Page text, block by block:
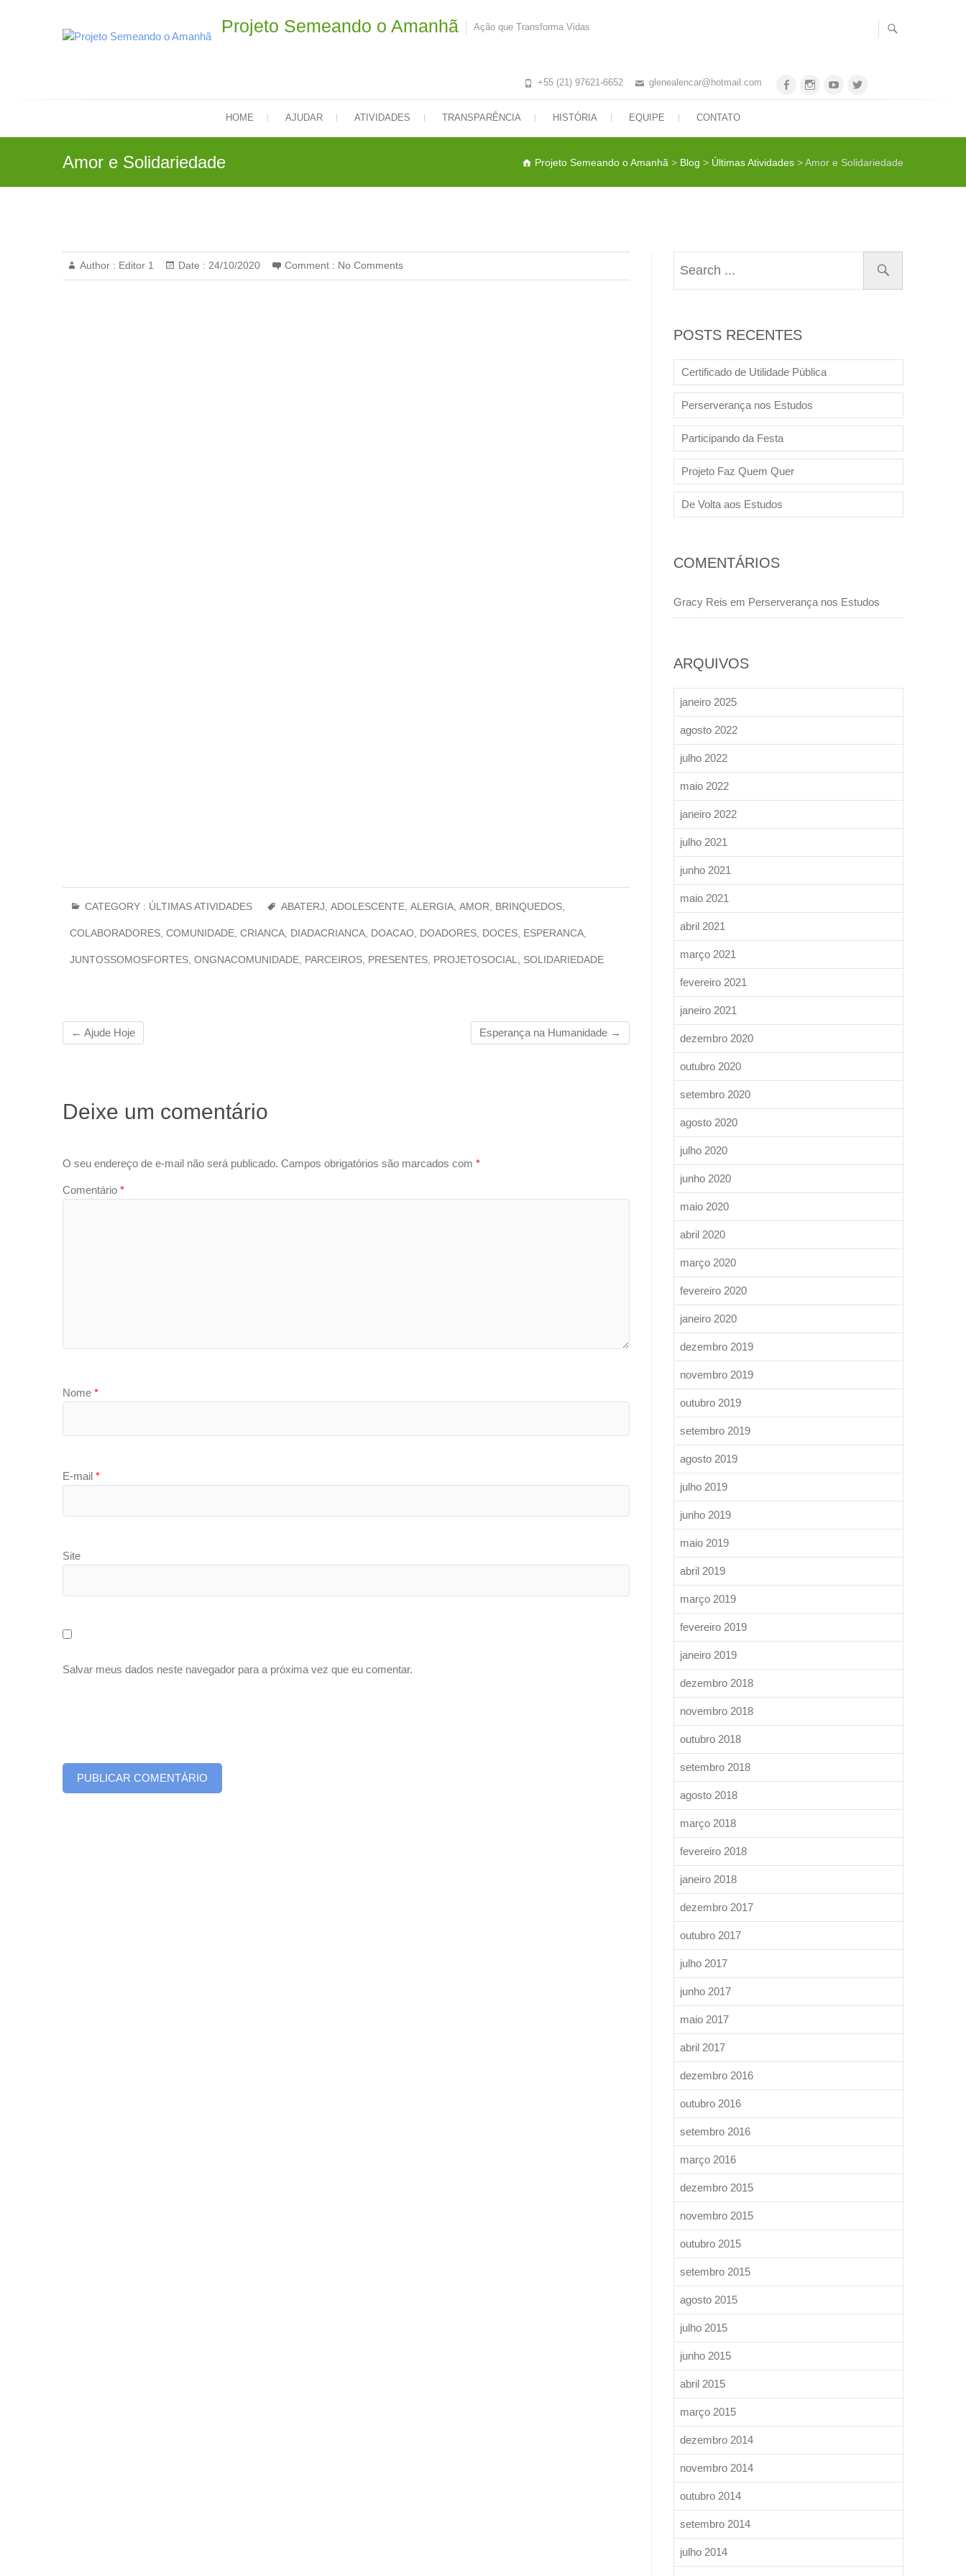
Projeto Semeando o Amanhã Ação que Transforma Vidas
FacebookInstagram
Youtube
+55 (21) 97621-6652 glenealencar@hotmail.com
HOME AJUDAR ATIVIDADES TRANSPARÊNCIA HISTÓRIA EQUIPE CONTATO
Amor e Solidariedade Projeto Semeando o Amanhã > Blog > Últimas Atividades >Amor e Solidariedade
Author : Editor 1 Date : 24/10/2020 Comment : No Comments
CATEGORY : ÚLTIMAS ATIVIDADES ABATERJ ADOLESCENTE ALERGIA AMOR BRINQUEDOS
COLABORADORES COMUNIDADE CRIANCA DIADACRIANCA DOACAO DOADORES DOCES ESPERANCA
JUNTOSSOMOSFORTES ONGNACOMUNIDADE PARCEIROS PRESENTES PROJETOSOCIAL SOLIDARIEDADE
← Ajude Hoje Esperança na Humanidade →
Deixe um comentário
O seu endereço de e-mail não será publicado. Campos obrigatórios são marcados com *
Comentário *
Nome *
E-mail *
Site
Salvar meus dados neste navegador para a próxima vez que eu comentar.
POSTS RECENTES
Certificado de Utilidade Pública
Perserverança nos Estudos
Participando da Festa
Projeto Faz Quem Quer
De Volta aos Estudos
COMENTÁRIOS
Gracy Reis em Perserverança nos Estudos
ARQUIVOS
janeiro 2025
agosto 2022
julho 2022
maio 2022
janeiro 2022
julho 2021
junho 2021
maio 2021
abril 2021
março 2021
fevereiro 2021
janeiro 2021
dezembro 2020
outubro 2020
setembro 2020
agosto 2020
julho 2020
junho 2020
maio 2020
abril 2020
março 2020
fevereiro 2020
janeiro 2020
dezembro 2019
novembro 2019
outubro 2019
setembro 2019
agosto 2019
julho 2019
junho 2019
maio 2019
abril 2019
março 2019
fevereiro 2019
janeiro 2019
dezembro 2018
novembro 2018
outubro 2018
setembro 2018
agosto 2018
março 2018
fevereiro 2018
janeiro 2018
dezembro 2017
outubro 2017
julho 2017
junho 2017
maio 2017
abril 2017
dezembro 2016
outubro 2016
setembro 2016
março 2016
dezembro 2015
novembro 2015
outubro 2015
setembro 2015
agosto 2015
julho 2015
junho 2015
abril 2015
março 2015
dezembro 2014
novembro 2014
outubro 2014
setembro 2014
julho 2014